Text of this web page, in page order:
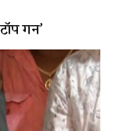
गन’